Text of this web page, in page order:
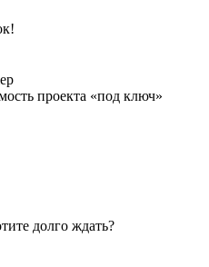
проекта «под ключ»
долго ждать?